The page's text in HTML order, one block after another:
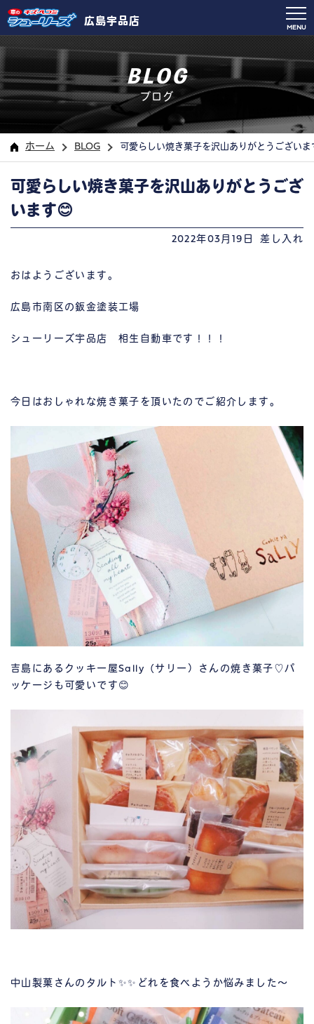
広島宇品店
MENU
BLOG
ブログ
ホーム BLOG 可愛らしい焼き菓子を沢山ありがとうございま
可愛らしい焼き菓子を沢山ありがとうござ
います😊
2022年03月19日 差し入れ
おはようございます。
広島市南区の鈑金塗装工場
シューリーズ宇品店 相生自動車です！！！
今日はおしゃれな焼き菓子を頂いたのでご紹介します。
吉島にあるクッキー屋Sally（サリー）さんの焼き菓子♡パ
ッケージも可愛いです😊
中山製菓さんのタルト✨✨どれを食べようか悩みました～